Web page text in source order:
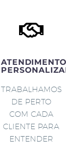
TRABALHAMOS
DE PERTO
COM CADA
CLIENTE PARA
ENTENDER